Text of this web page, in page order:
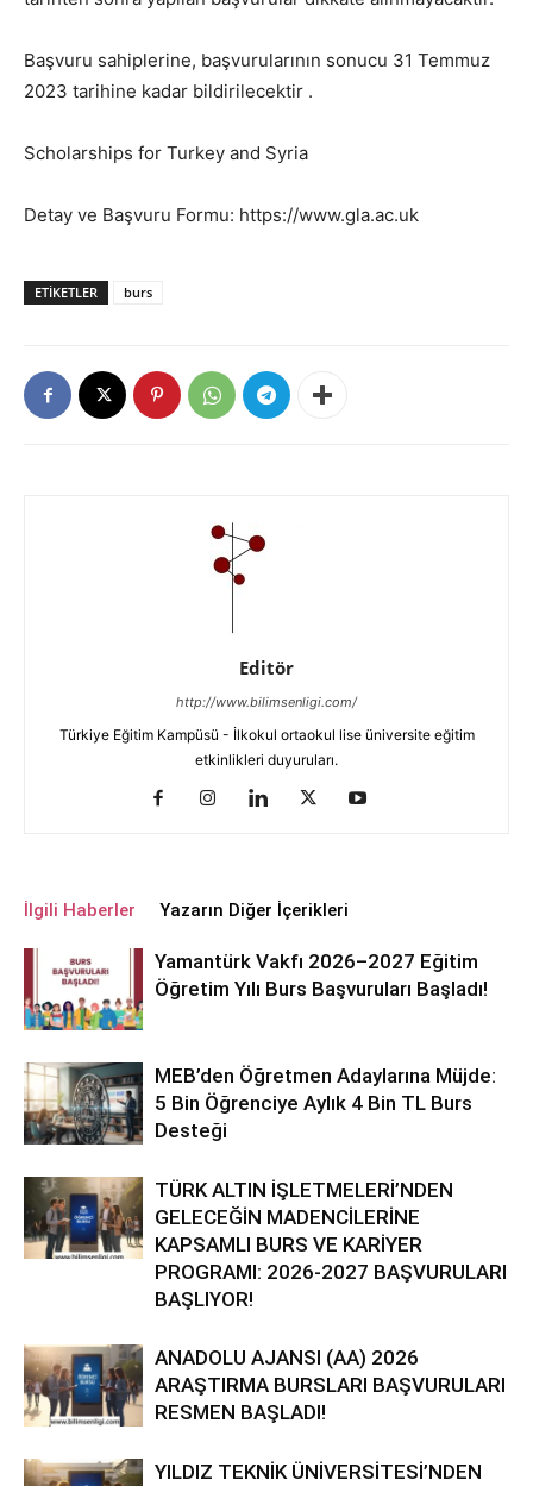
Başvuru sahiplerine, başvurularının sonucu 31 Temmuz
2023 tarihine kadar bildirilecektir .
Scholarships for Turkey and Syria
Detay ve Başvuru Formu: https://www.gla.ac.uk
ETIKETLER burs
Editör
http://www.bilimsenligi.com/
Türkiye Eğitim Kampüsü - İlkokul ortaokul lise üniversite eğitim
etkinlikleri duyuruları.
İlgili Haberler Yazarın Diğer İçerikleri
Yamantürk Vakfı 2026–2027 Eğitim
Öğretim Yılı Burs Başvuruları Başladı!
MEB’den Öğretmen Adaylarına Müjde:
5 Bin Öğrenciye Aylık 4 Bin TL Burs
Desteği
TÜRK ALTIN İŞLETMELERİ’NDEN
GELECEĞİN MADENCİLERİNE
KAPSAMLI BURS VE KARİYER
PROGRAMI: 2026-2027 BAŞVURULARI
BAŞLIYOR!
ANADOLU AJANSI (AA) 2026
ARAŞTIRMA BURSLARI BAŞVURULARI
RESMEN BAŞLADI!
YILDIZ TEKNİK ÜNİVERSİTESİ’NDEN